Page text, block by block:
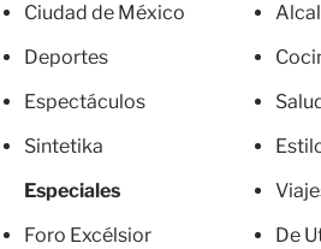
Ciudad de México
Deportes
Espectáculos
Sintetika
Especiales
Foro Excélsior
De